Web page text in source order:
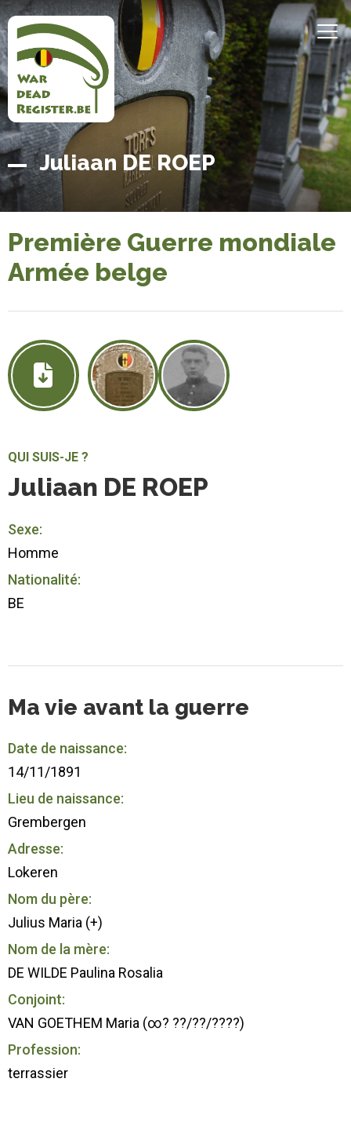
Aller
au
contenu
principal
Accueil
Belgian
War
Dead
Register
Juliaan DE ROEP
Première Guerre mondiale
Armée belge
QUI SUIS-JE ?
Juliaan DE ROEP
Sexe:
Homme
Nationalité:
BE
Ma vie avant la guerre
Date de naissance:
14/11/1891
Lieu de naissance:
Grembergen
Adresse:
Lokeren
Nom du père:
Julius Maria (+)
Nom de la mère:
DE WILDE Paulina Rosalia
Conjoint:
VAN GOETHEM Maria (∞? ??/??/????)
Profession:
terrassier